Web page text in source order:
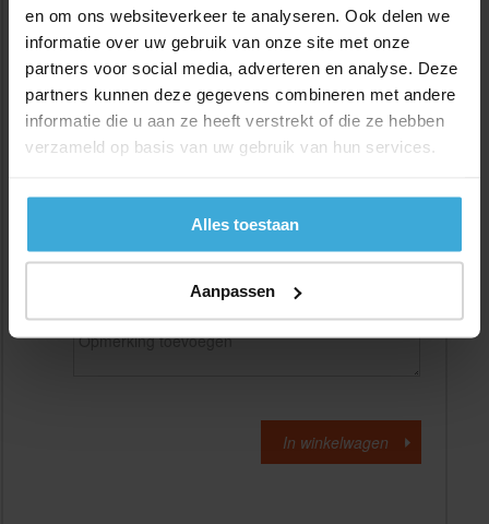
en om ons websiteverkeer te analyseren. Ook delen we
informatie over uw gebruik van onze site met onze
partners voor social media, adverteren en analyse. Deze
partners kunnen deze gegevens combineren met andere
informatie die u aan ze heeft verstrekt of die ze hebben
verzameld op basis van uw gebruik van hun services.
Alles toestaan
Aanpassen
Gewenste
lengtemaat in
(max. 2000 mm)
+/- 2 mm lengtetolerantie
Materiaalkosten
Alle bedragen zijn excl. 21% BTW